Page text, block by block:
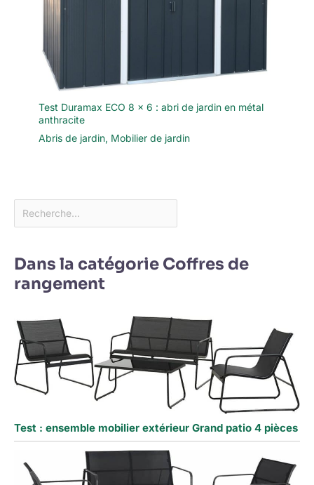
Test Duramax ECO 8 x 6 : abri de jardin en métal
anthracite
Abris de jardin, Mobilier de jardin
Dans la catégorie Coffres de
rangement
Test : ensemble mobilier extérieur Grand patio 4 pièces